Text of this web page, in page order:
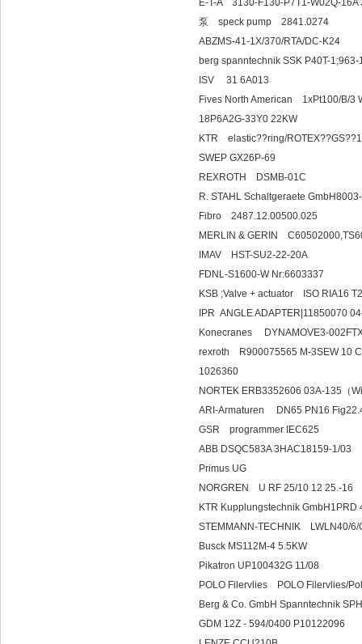
E-T-A 3130-F130-
泵 speck pump 2841.0274
ABZMS-41-1X/370/RTA/DC-K24
berg spanntechnik SSK P40T-
ISV 31
Fives North American 1xPt100/B/3
18P6A2G-33Y0 22KW
KTR elastic??ring/
SWEP GX26P-69
REXROTH DSMB-01C
R. STAHL Schaltgeraete
Fibro 2487.12.00500.025
MERLIN & GERIN
IMAV HST-SU2-22-20A
FDNL-S1600-W Nr:6603337
KSB ;Valve + actuator ISO RIA16
IPR ANGLE
Konecranes
rexroth R900075565 M-3SEW 10
1026360
NORTEK ERB3352606 03A-135（
ARI-Armaturen DN65
GSR programmer IEC625
ABB DSQC583A 3HAC18159-1/03
Primus UG
NORGREN U RF 25/10 12 25.-16
KTR Kupplungstechnik
STEMMANN-TECHNIK LWLN40/6/
Busck MS112M-4 5.5KW
Pikatron UP100432G 11/08
POLO Filervlies POLO Filervlies/
Berg & Co. GmbH
GDM 12Z - 594/0400 P10122096